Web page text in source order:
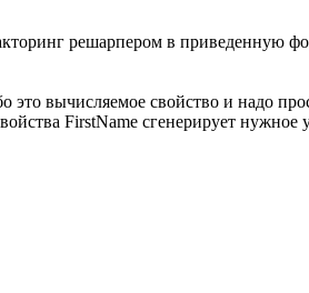
решарпером в приведенную
вычисляемое свойство и надо
FirstName сгенерирует нужное